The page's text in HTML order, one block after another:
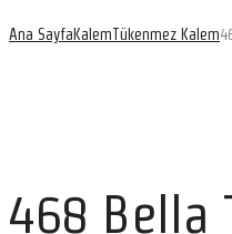
Ana SayfaKalemTükenmez Kalem
468 Bella